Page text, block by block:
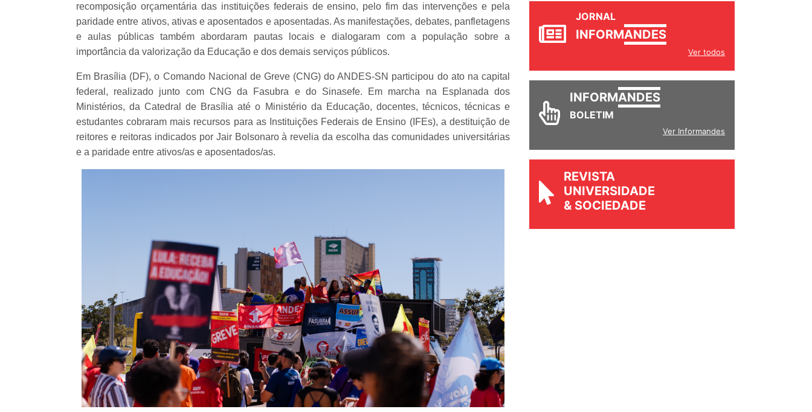
recomposição orçamentária das instituições federais de ensino, pelo fim das intervenções e pela
paridade entre ativos, ativas e aposentados e aposentadas. As manifestações, debates, panfletagens
e aulas públicas também abordaram pautas locais e dialogaram com a população sobre a
importância da valorização da Educação e dos demais serviços públicos.
Em Brasília (DF), o Comando Nacional de Greve (CNG) do ANDES-SN participou do ato na capital
federal, realizado junto com CNG da Fasubra e do Sinasefe. Em marcha na Esplanada dos
Ministérios, da Catedral de Brasília até o Ministério da Educação, docentes, técnicos, técnicas e
estudantes cobraram mais recursos para as Instituições Federais de Ensino (IFEs), a destituição de
reitores e reitoras indicados por Jair Bolsonaro à revelia da escolha das comunidades universitárias
e a paridade entre ativos/as e aposentados/as.
JORNAL
Ver todos
INFORM
Ver Informandes
REVISTA
UNIVERSIDADE